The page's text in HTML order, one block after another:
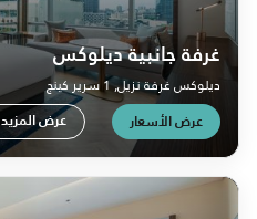
غرفة جانبية ديلوكس
ديلوكس غرفة نزيل, 1 سرير كينج
عرض الأسعار عرض المزيد